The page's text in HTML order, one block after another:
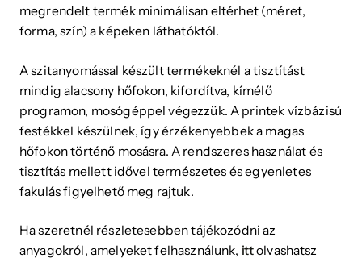
megrendelt termék minimálisan eltérhet (méret,
forma,szín) a képeken láthatóktól.
A szitanyomással készült termékeknél a tisztítást
mindig alacsony hőfokon, kifordítva, kímélő
programon, mosógéppel végezzük. A printek vízbázisú
festékkel készülnek, így érzékenyebbek a magas
hőfokon történő mosásra. A rendszeres használat és
tisztítás mellett idővel természetes és egyenletes
fakulás figyelhető meg rajtuk.
Ha szeretnél részletesebben tájékozódni az
anyagokról, amelyeket felhasználunk, ittolvashatsz